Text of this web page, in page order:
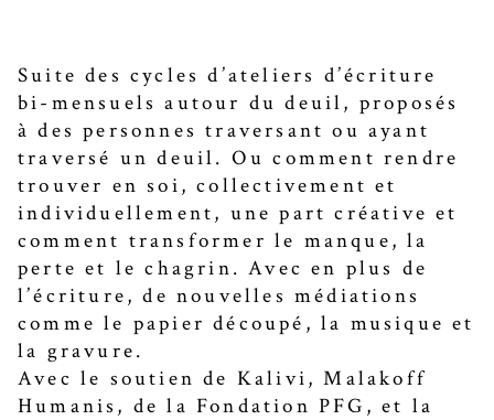
Suite des cycles d’ateliers d’écriture
bi-mensuels autour du deuil, proposés
à des personnes traversant ou ayant
traversé un deuil. Ou comment rendre
trouver en soi, collectivement et
individuellement, une part créative et
comment transformer le manque, la
perte et le chagrin. Avec en plus de
l’écriture, de nouvelles médiations
comme le papier découpé, la musique et
la gravure.
Avec le soutien de Kalivi, Malakoff
Humanis, de la Fondation PFG, et la